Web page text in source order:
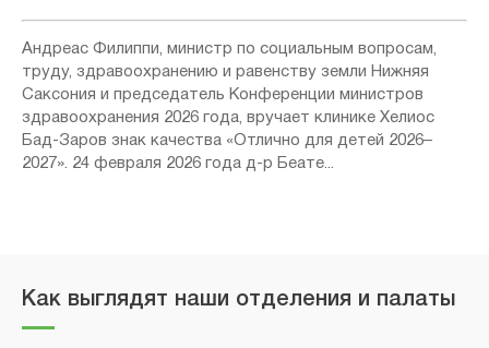
Андреас Филиппи, министр по социальным вопросам,
труду, здравоохранению и равенству земли Нижняя
Саксония и председатель Конференции министров
здравоохранения 2026 года, вручает клинике Хелиос
Бад-Заров знак качества «Отлично для детей 2026–
2027». 24 февраля 2026 года д-р Беате...
Как выглядят наши отделения и палаты